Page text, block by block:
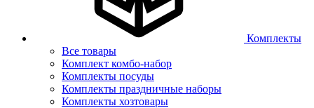
Комплекты
Все товары
Комплект комбо-набор
Комплекты посуды
Комплекты праздничные наборы
Комплекты хозтовары